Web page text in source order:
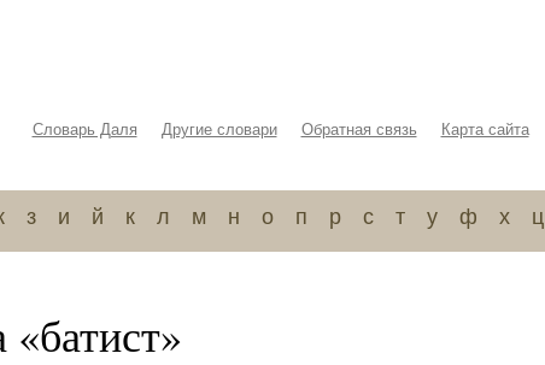
Словарь Даля Другие словари Обратная связь Карта сайта
з и й к л м н о п р с т у ф х ц
«батист»